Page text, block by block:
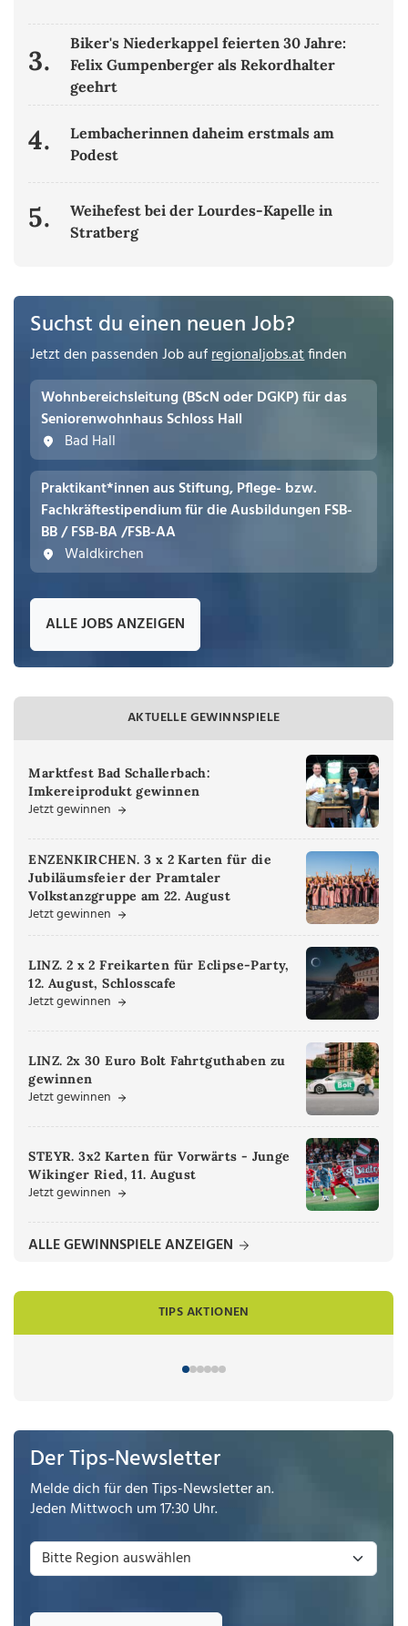
3.
Biker's Niederkappel feierten 30 Jahre:
Felix Gumpenberger als Rekordhalter
geehrt
4.
Lembacherinnen daheim erstmals am
Podest
5.
Weihefest bei der Lourdes-Kapelle in
Stratberg
Suchst du einen neuen Job?
Jetzt den passenden Job aufregionaljobs.atfinden
Wohnbereichsleitung (BScN oder DGKP) für das
Seniorenwohnhaus Schloss Hall
Bad Hall
Praktikant*innen aus Stiftung, Pflege- bzw.
Fachkräftestipendium für die Ausbildungen FSB-
BB / FSB-BA /FSB-AA
Waldkirchen
ALLE JOBS ANZEIGEN
AKTUELLE GEWINNSPIELE
Marktfest Bad Schallerbach:
Imkereiprodukt gewinnen
Jetzt gewinnen
ENZENKIRCHEN. 3 x 2 Karten für die
Jubiläumsfeier der Pramtaler
Volkstanzgruppe am 22. August
Jetzt gewinnen
LINZ. 2 x 2 Freikarten für Eclipse-Party,
12. August, Schlosscafe
Jetzt gewinnen
LINZ. 2x 30 Euro Bolt Fahrtguthaben zu
gewinnen
Jetzt gewinnen
STEYR. 3x2 Karten für Vorwärts - Junge
Wikinger Ried, 11. August
Jetzt gewinnen
ALLE GEWINNSPIELE ANZEIGEN
TIPS AKTIONEN
Der Tips-Newsletter
Melde dich für den Tips-Newsletter an.
Jeden Mittwoch um 17:30 Uhr.